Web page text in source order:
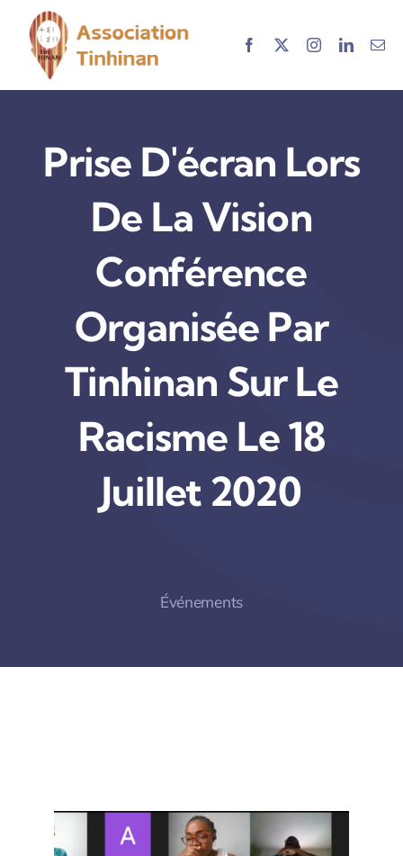
content
Prise D'écran Lors
De La Vision
Conférence
Organisée Par
Tinhinan Sur Le
Racisme Le 18
Juillet 2020
Événements